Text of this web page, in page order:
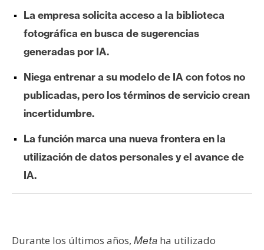
m
I
A
A
á
l
La empresa solicita acceso a la biblioteca
fotográfica en busca de sugerencias
generadas por IA.
Niega entrenar a su modelo de IA con fotos no
publicadas, pero los términos de servicio crean
incertidumbre.
La función marca una nueva frontera en la
utilización de datos personales y el avance de
IA.
Durante los últimos años, Meta ha utilizado